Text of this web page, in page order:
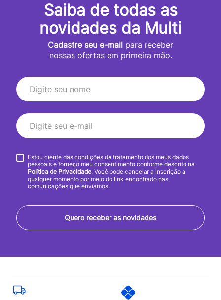
Saiba de todas as
novidades da Multi
Cadastre seu e-mail para receber
nossas ofertas em primeira mão.
Quero receber as novidades
Estou ciente das condições de tratamento dos meus dados
pessoais e forneço meu consentimento conforme descrito na
Política de Privacidade. Você pode cancelar a inscrição a
qualquer momento por meio do link encontrado nas
comunicações que enviamos.